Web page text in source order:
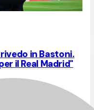
in Bastoni.
il Real Madrid"